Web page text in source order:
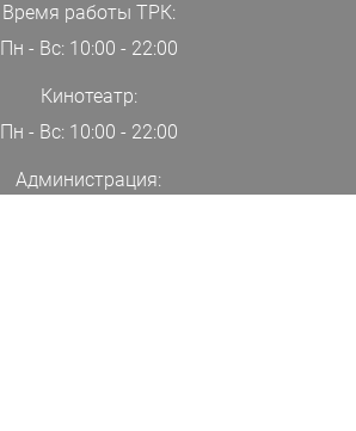
Время работы ТРК:
Пн - Вс: 10:00 - 22:00
Кинотеатр:
Пн - Вс: 10:00 - 22:00
Администрация: